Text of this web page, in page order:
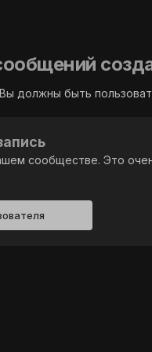
Вы должны быть
сообществе. Это